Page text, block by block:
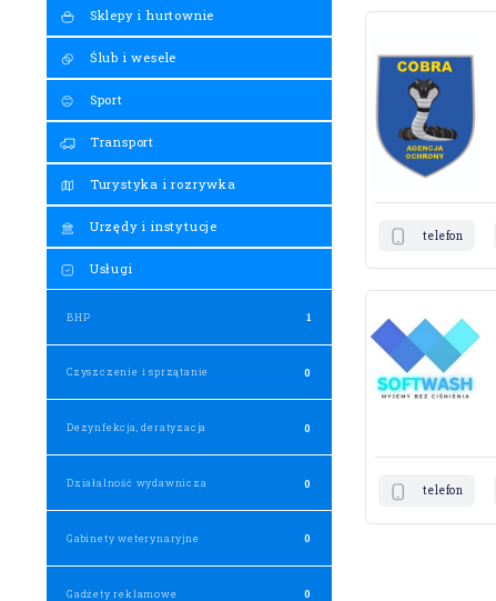
Sklepy i hurtownie
Ślub i wesele
Sport
Transport
Turystyka i rozrywka
Urzędy i instytucje
Usługi
BHP 1
Czyszczenie i sprzątanie 0
Dezynfekcja, deratyzacja 0
Działalność wydawnicza 0
Gabinety weterynaryjne 0
Gadżety reklamowe 0
telefon
telefon